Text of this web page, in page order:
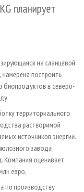
планирует
на сланцевой
намерена построить
в северо-
территориального
растворимой
источников энергии.
завода
Компания оценивает
евро.
по производству